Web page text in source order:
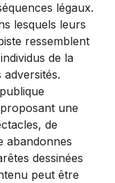
légaux.
lesquels leurs
ressemblent
de la
une
de
abandonnes
dessinées
peut être